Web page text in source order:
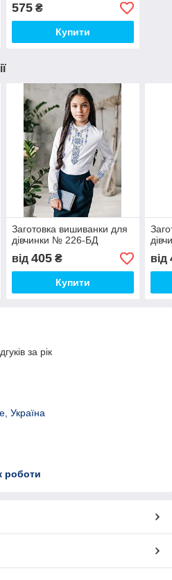
575₴
Купити
Заготовка вишиванки для
дівчинки № 226-БД
від 405₴
Купити
від
за рік
Україна
роботи